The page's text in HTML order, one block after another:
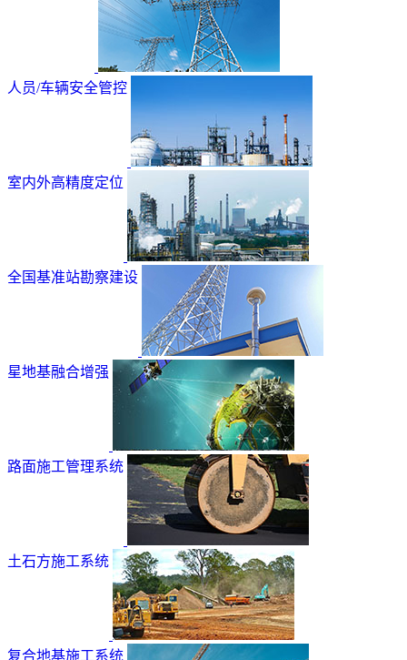
人员/车辆安全管控
室内外高精度定位
全国基准站勘察建设
星地基融合增强
路面施工管理系统
土石方施工系统
复合地基施工系统